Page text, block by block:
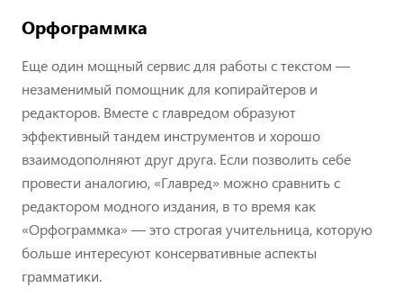
Орфограммка
Еще один мощный сервис для работы с текстом —
незаменимый помощник для копирайтеров и
редакторов. Вместе с главредом образуют
эффективный тандем инструментов и хорошо
взаимодополняют друг друга. Если позволить себе
провести аналогию, «Главред» можно сравнить с
редактором модного издания, в то время как
«Орфограммка» — это строгая учительница, которую
больше интересуют консервативные аспекты
грамматики.